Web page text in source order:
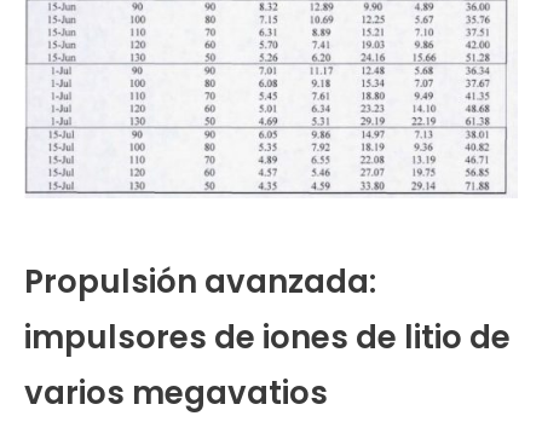
Propulsión avanzada:
impulsores de iones de litio de
varios megavatios